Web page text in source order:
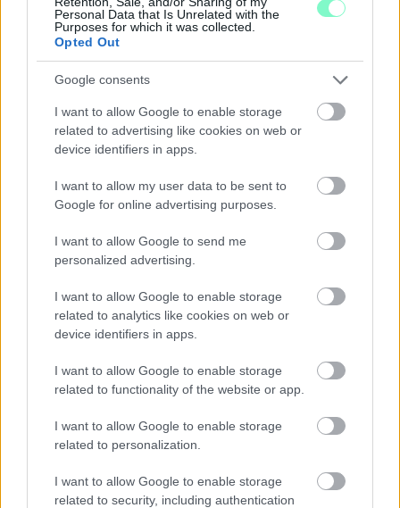
Personal Data that Is Unrelated with the
Purposes for which it was collected.
Opted Out
Google consents
I want to allow Google to enable storage
related to advertising like cookies on web or
device identifiers in apps.
I want to allow my user data to be sent to
Google for online advertising purposes.
I want to allow Google to send me
personalized advertising.
I want to allow Google to enable storage
related to analytics like cookies on web or
device identifiers in apps.
I want to allow Google to enable storage
related to functionality of the website or app.
I want to allow Google to enable storage
related to personalization.
I want to allow Google to enable storage
related to security, including authentication
Szólj hozzá!
A RÓMAIAKTÓL AZ AGYAGKATONÁKIG –
KÖZÖNSÉGTALÁLKOZÓ VÁRJA A LÁTOGATÓKAT A
GYŐRI RÓMER MÚZEUMBAN
Ingyenes programokkal és különleges kiállításokkal készülnek a
hét második felére, a hőségriadó idején ráadásul a Várkazamata
– Kőtár is díjmentesen látogatható.
Szólj hozzá!